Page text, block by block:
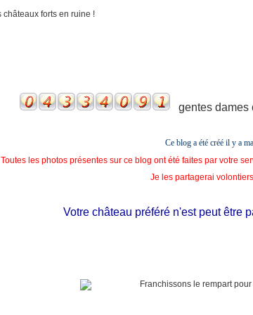
gentes dames
Ce blog a été créé il y a
Toutes les photos présentes sur ce blog ont été faites par votre
Je les partagerai
Votre château préféré n'est peut être